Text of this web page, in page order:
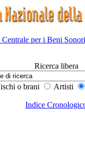
Centrale per i Beni
Ricerca libera
o brani Artisti
Indice